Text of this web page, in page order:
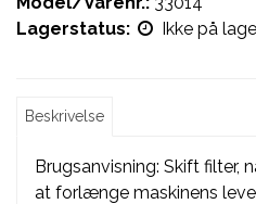
Lagerstatus:
Ikke på
Beskrivelse
Brugsanvisning: Skift filter,
at forlænge maskinens